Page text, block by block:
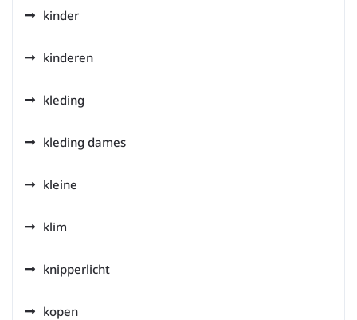
kinder
kinderen
kleding
kleding dames
kleine
klim
knipperlicht
kopen